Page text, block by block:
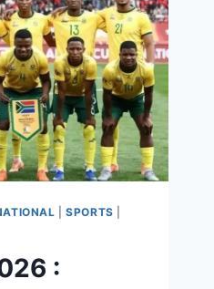
|SPORTS
: